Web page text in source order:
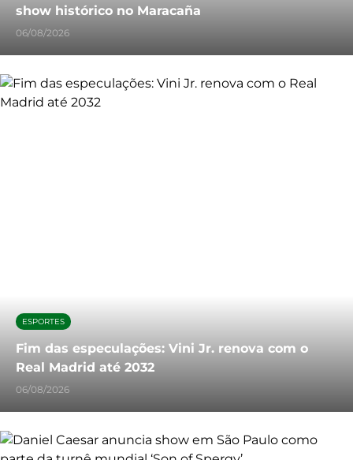
show histórico no Maracaña
06/08/2026
ESPORTES
Fim das especulações: Vini Jr. renova com o
Real Madrid até 2032
06/08/2026